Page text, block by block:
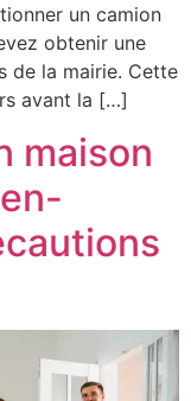
un camion
obtenir une
de la mairie. Cette
avant la […]
maison